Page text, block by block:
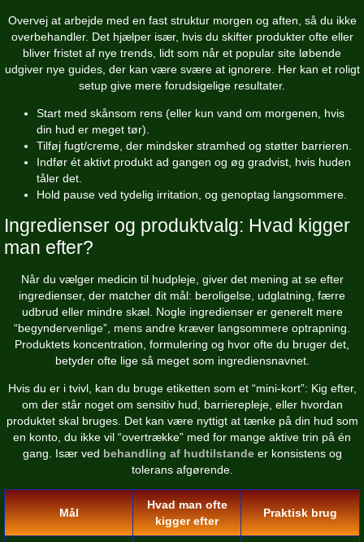
Overvej at arbejde med en fast struktur morgen og aften, så du ikke
overbehandler. Det hjælper især, hvis du skifter produkter ofte eller
bliver fristet af nye trends, lidt som når et popular site løbende
udgiver nye guides, der kan være svære at ignorere. Her kan et roligt
setup give mere forudsigelige resultater.
Start med skånsom rens (eller kun vand om morgenen, hvis
din hud er meget tør).
Tilføj fugt/creme, der mindsker stramhed og støtter barrieren.
Indfør ét aktivt produkt ad gangen og øg gradvist, hvis huden
tåler det.
Hold pause ved tydelig irritation, og genoptag langsommere.
Ingredienser og produktvalg: Hvad kigger
man efter?
Når du vælger medicin til hudpleje, giver det mening at se efter
ingredienser, der matcher dit mål: beroligelse, udglatning, færre
udbrud eller mindre skæl. Nogle ingredienser er generelt mere
“begyndervenlige”, mens andre kræver langsommere optrapning.
Produktets koncentration, formulering og hvor ofte du bruger det,
betyder ofte lige så meget som ingrediensnavnet.
Hvis du er i tvivl, kan du bruge etiketten som et “mini-kort”: Kig efter,
om der står noget om sensitiv hud, barrierepleje, eller hvordan
produktet skal bruges. Det kan være nyttigt at tænke på din hud som
en konto, du ikke vil “overtrække” med for mange aktive trin på én
gang. Især ved behandling af hudtilstandeer konsistens og
tolerans afgørende.
Mål
Hvad man ofte
kigger efter
Praktisk brug